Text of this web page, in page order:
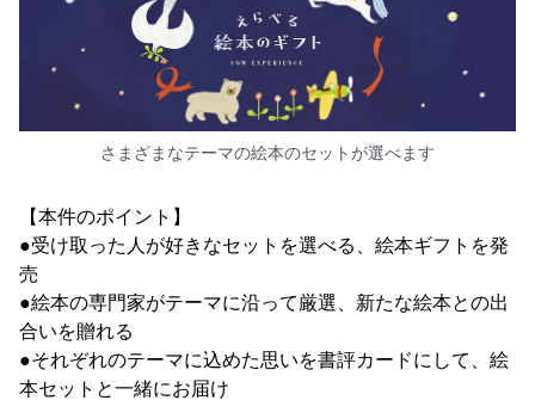
さまざまなテーマの絵本のセットが選べます
【本件のポイント】
●受け取った人が好きなセットを選べる、絵本ギフトを発
売
●絵本の専門家がテーマに沿って厳選、新たな絵本との出
合いを贈れる
●それぞれのテーマに込めた思いを書評カードにして、絵
本セットと一緒にお届け